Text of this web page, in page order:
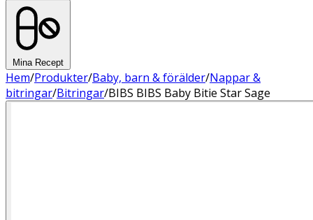
Mina Recept
Hem/Produkter/Baby, barn & förälder/Nappar &
bitringar/Bitringar/BIBS BIBS Baby Bitie Star Sage